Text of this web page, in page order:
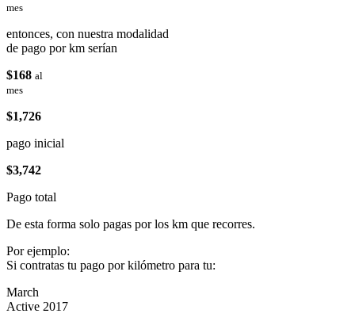
mes
entonces, con nuestra modalidad
de pago por km serían
$168 al
mes
$1,726
pago inicial
$3,742
Pago total
De esta forma solo pagas por los km que recorres.
Por ejemplo:
Si contratas tu pago por kilómetro para tu:
March
Active 2017